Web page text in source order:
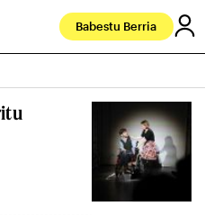
Babestu Berria